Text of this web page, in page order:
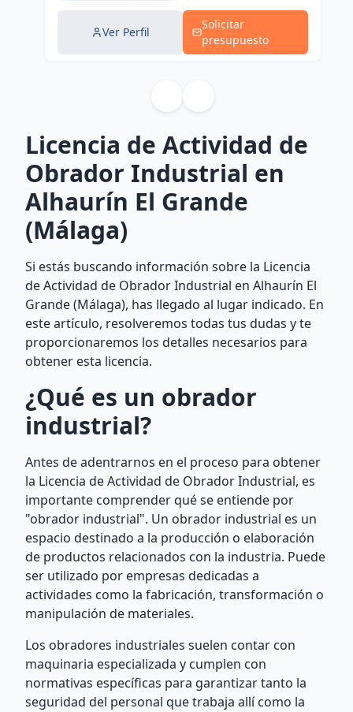
Ver Perfil
Solicitar
presupuesto
Licencia de Actividad de
Obrador Industrial en
Alhaurín El Grande
(Málaga)
Si estás buscando información sobre la Licencia
de Actividad de Obrador Industrial en Alhaurín El
Grande (Málaga), has llegado al lugar indicado. En
este artículo, resolveremos todas tus dudas y te
proporcionaremos los detalles necesarios para
obtener esta licencia.
¿Qué es un obrador
industrial?
Antes de adentrarnos en el proceso para obtener
la Licencia de Actividad de Obrador Industrial, es
importante comprender qué se entiende por
"obrador industrial". Un obrador industrial es un
espacio destinado a la producción o elaboración
de productos relacionados con la industria. Puede
ser utilizado por empresas dedicadas a
actividades como la fabricación, transformación o
manipulación de materiales.
Los obradores industriales suelen contar con
maquinaria especializada y cumplen con
normativas específicas para garantizar tanto la
seguridad del personal que trabaja allí como la